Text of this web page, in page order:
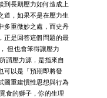
到長期壓力如何造成上
道，如果不是在壓力生
多重微妙之處，而史丹
正是回答這個問題的最
但也會笨得讓壓力
謂壓力源，是指來自
可以是「預期即將發
圖重建慣性思想與行為
食的獅子，你的生理